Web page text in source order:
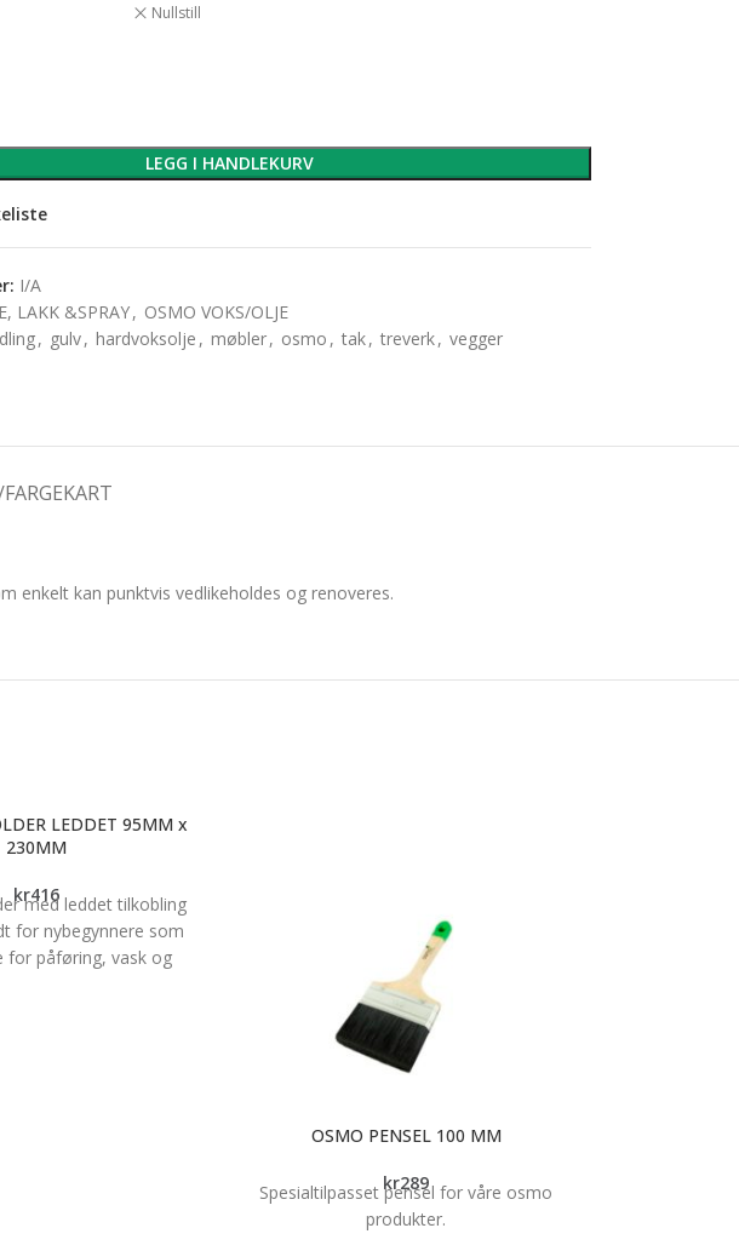
Nullstill
LEGG I HANDLEKURV
I/A
LAKK &SPRAY, OSMO VOKS/OLJE
, gulv, hardvoksolje , møbler, osmo , tak, treverk, vegger
enkelt kan punktvis vedlikeholdes og renoveres.
LEDDET 95MM x
230MM
kr416
med leddet tilkobling
for nybegynnere som
for påføring, vask og
OSMO PENSEL 100 MM
kr289
Spesialtilpasset pensel for våre osmo
produkter.